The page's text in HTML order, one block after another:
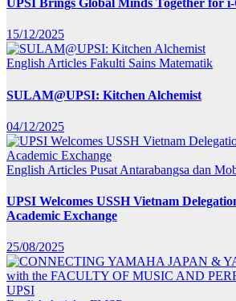
UPSI Brings Global Minds Together for
15/12/2025
English Articles Fakulti Sains Matematik
SULAM@UPSI: Kitchen Alchemist
04/12/2025
English Articles Pusat Antarabangsa dan
UPSI Welcomes USSH Vietnam
Academic Exchange
25/08/2025